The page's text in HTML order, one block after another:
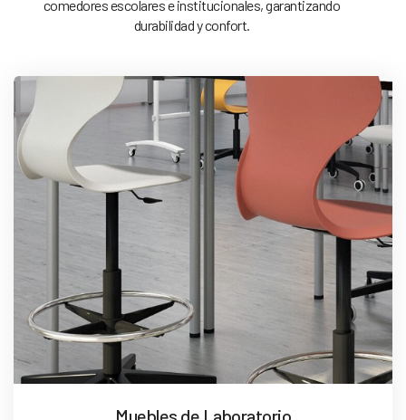
comedores escolares e institucionales, garantizando
durabilidad y confort.
Muebles de Laboratorio